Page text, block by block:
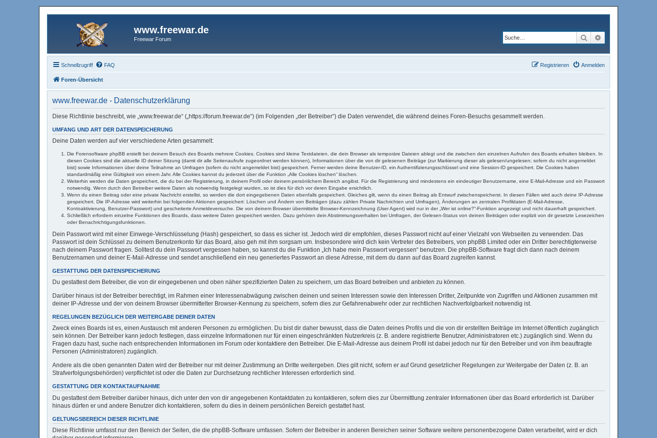
www.freewar.de
Freewar Forum Suche
Schnellzugriff FAQ Anmelden
Registrieren
Foren-Übersicht
www.freewar.de - Datenschutzerklärung
Diese Richtlinie beschreibt, wie „www.freewar.de“ („https://forum.freewar.de“) (im Folgenden „der Betreiber“) die Daten verwendet, die während deines Foren-Besuchs gesammelt werden.
UMFANG UND ART DER DATENSPEICHERUNG
Deine Daten werden auf vier verschiedene Arten gesammelt:
Die Forensoftware phpBB erstellt bei deinem Besuch des Boards mehrere Cookies. Cookies sind kleine Textdateien, die dein Browser als temporäre Dateien ablegt und die zwischen den einzelnen Aufrufen des Boards erhalten bleiben. In
diesen Cookies sind die aktuelle ID deiner Sitzung (damit dir alle Seitenaufrufe zugeordnet werden können), Informationen über die von dir gelesenen Beiträge (zur Markierung dieser als gelesen/ungelesen; sofern du nicht angemeldet
bist) sowie Informationen über deine Teilnahme an Umfragen (sofern du nicht angemeldet bist) gespeichert. Ferner werden deine Benutzer-ID, ein Authentifizierungsschlüssel und eine Session-ID gespeichert. Die Cookies haben
standardmäßig eine Gültigkeit von einem Jahr. Alle Cookies kannst du jederzeit über die Funktion „Alle Cookies löschen“ löschen.
Weiterhin werden die Daten gespeichert, die du bei der Registrierung, in deinem Profil oder deinem persönlichem Bereich angibst. Für die Registrierung sind mindestens ein eindeutiger Benutzername, eine E-Mail-Adresse und ein Passwort
notwendig. Wenn durch den Betreiber weitere Daten als notwendig festgelegt wurden, so ist dies für dich vor deren Eingabe ersichtlich.
Wenn du einen Beitrag oder eine private Nachricht erstellst, so werden die dort eingegebenen Daten ebenfalls gespeichert. Gleiches gilt, wenn du einen Beitrag als Entwurf zwischenspeicherst. In diesen Fällen wird auch deine IP-Adresse
gespeichert. Die IP-Adresse wird weiterhin bei folgenden Aktionen gespeichert: Löschen und Ändern von Beiträgen (dazu zählen Private Nachrichten und Umfragen), Änderungen an zentralen Profildaten (E-Mail-Adresse,
Kontoaktivierung, Benutzer-Passwort) und gescheiterte Anmeldeversuche. Die von deinem Browser übermittelte Browser-Kennzeichnung (User Agent) wird nur in der „Wer ist online?“-Funktion angezeigt und nicht dauerhaft gespeichert.
Schließlich erfordern einzelne Funktionen des Boards, dass weitere Daten gespeichert werden. Dazu gehören dein Abstimmungsverhalten bei Umfragen, der Gelesen-Status von deinen Beiträgen oder explizit von dir gesetzte Lesezeichen
oder Benachrichtigungsfunktionen.
Dein Passwort wird mit einer Einwege-Verschlüsselung (Hash) gespeichert, so dass es sicher ist. Jedoch wird dir empfohlen, dieses Passwort nicht auf einer Vielzahl von Webseiten zu verwenden. Das
Passwort ist dein Schlüssel zu deinem Benutzerkonto für das Board, also geh mit ihm sorgsam um. Insbesondere wird dich kein Vertreter des Betreibers, von phpBB Limited oder ein Dritter berechtigterweise
nach deinem Passwort fragen. Solltest du dein Passwort vergessen haben, so kannst du die Funktion „Ich habe mein Passwort vergessen“ benutzen. Die phpBB-Software fragt dich dann nach deinem
Benutzernamen und deiner E-Mail-Adresse und sendet anschließend ein neu generiertes Passwort an diese Adresse, mit dem du dann auf das Board zugreifen kannst.
GESTATTUNG DER DATENSPEICHERUNG
Du gestattest dem Betreiber, die von dir eingegebenen und oben näher spezifizierten Daten zu speichern, um das Board betreiben und anbieten zu können.
Darüber hinaus ist der Betreiber berechtigt, im Rahmen einer Interessenabwägung zwischen deinen und seinen Interessen sowie den Interessen Dritter, Zeitpunkte von Zugriffen und Aktionen zusammen mit
deiner IP-Adresse und der von deinem Browser übermittelter Browser-Kennung zu speichern, sofern dies zur Gefahrenabwehr oder zur rechtlichen Nachverfolgbarkeit notwendig ist.
REGELUNGEN BEZÜGLICH DER WEITERGABE DEINER DATEN
Zweck eines Boards ist es, einen Austausch mit anderen Personen zu ermöglichen. Du bist dir daher bewusst, dass die Daten deines Profils und die von dir erstellten Beiträge im Internet öffentlich zugänglich
sein können. Der Betreiber kann jedoch festlegen, dass einzelne Informationen nur für einen eingeschränkten Nutzerkreis (z. B. andere registrierte Benutzer, Administratoren etc.) zugänglich sind. Wenn du
Fragen dazu hast, suche nach entsprechenden Informationen im Forum oder kontaktiere den Betreiber. Die E-Mail-Adresse aus deinem Profil ist dabei jedoch nur für den Betreiber und von ihm beauftragte
Personen (Administratoren) zugänglich.
Andere als die oben genannten Daten wird der Betreiber nur mit deiner Zustimmung an Dritte weitergeben. Dies gilt nicht, sofern er auf Grund gesetzlicher Regelungen zur Weitergabe der Daten (z. B. an
Strafverfolgungsbehörden) verpflichtet ist oder die Daten zur Durchsetzung rechtlicher Interessen erforderlich sind.
GESTATTUNG DER KONTAKTAUFNAHME
Du gestattest dem Betreiber darüber hinaus, dich unter den von dir angegebenen Kontaktdaten zu kontaktieren, sofern dies zur Übermittlung zentraler Informationen über das Board erforderlich ist. Darüber
hinaus dürfen er und andere Benutzer dich kontaktieren, sofern du dies in deinem persönlichen Bereich gestattet hast.
GELTUNGSBEREICH DIESER RICHTLINIE
Diese Richtlinie umfasst nur den Bereich der Seiten, die die phpBB-Software umfassen. Sofern der Betreiber in anderen Bereichen seiner Software weitere personenbezogene Daten verarbeitet, wird er dich